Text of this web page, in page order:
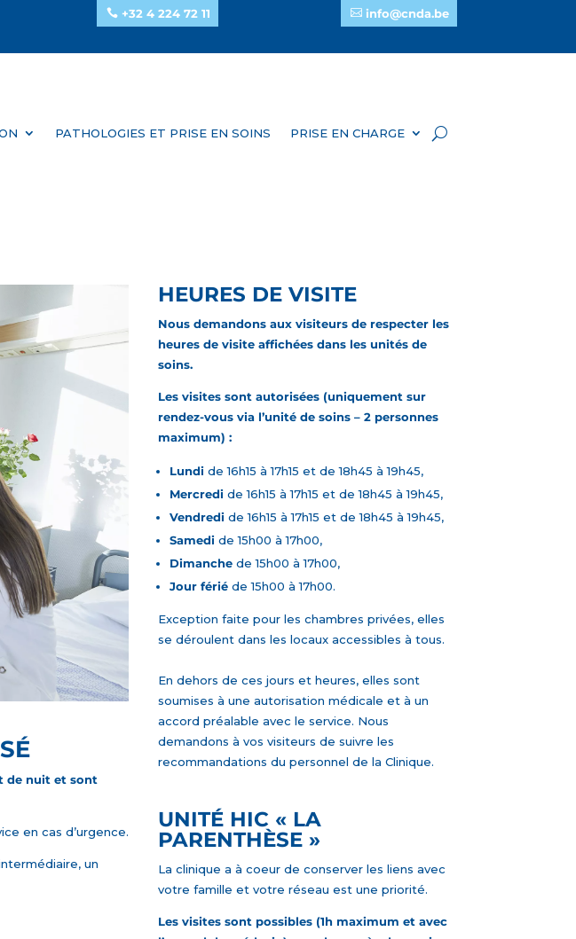
+32 4 224 72 11 info@cnda.be
PATHOLOGIES ET PRISE EN SOINS PRISE EN CHARGE
de nuit et sont
en cas d’urgence.
un
HEURES DE VISITE
Nous demandons aux visiteurs de respecter les
heures de visite affichées dans les unités de
soins.
Les visites sont autorisées (uniquement sur
rendez-vous via l’unité de soins – 2 personnes
maximum) :
Lundide 16h15 à 17h15 et de 18h45 à 19h45,
Mercredide 16h15 à 17h15 et de 18h45 à 19h45,
Vendredide 16h15 à 17h15 et de 18h45 à 19h45,
Samedide 15h00 à 17h00,
Dimanchede 15h00 à 17h00,
Jour fériéde 15h00 à 17h00.
Exception faite pour les chambres privées, elles
se déroulent dans les locaux accessibles à tous.
En dehors de ces jours et heures, elles sont
soumises à une autorisation médicale et à un
accord préalable avec le service. Nous
demandons à vos visiteurs de suivre les
recommandations du personnel de la Clinique.
UNITÉ HIC « LA
PARENTHÈSE »
La clinique a à coeur de conserver les liens avec
votre famille et votre réseau est une priorité.
Les visites sont possibles (1h maximum et avec